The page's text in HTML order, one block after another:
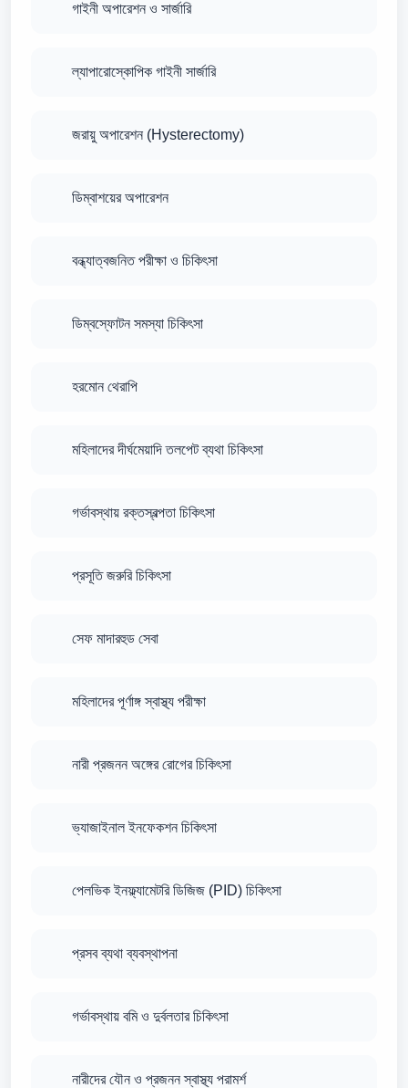
গাইনী অপারেশন ও সার্জারি
ল্যাপারোস্কোপিক গাইনী সার্জারি
জরায়ু অপারেশন (Hysterectomy)
ডিম্বাশয়ের অপারেশন
বন্ধ্যাত্বজনিত পরীক্ষা ও চিকিৎসা
ডিম্বস্ফোটন সমস্যা চিকিৎসা
হরমোন থেরাপি
মহিলাদের দীর্ঘমেয়াদি তলপেট ব্যথা চিকিৎসা
গর্ভাবস্থায় রক্তস্বল্পতা চিকিৎসা
প্রসূতি জরুরি চিকিৎসা
সেফ মাদারহুড সেবা
মহিলাদের পূর্ণাঙ্গ স্বাস্থ্য পরীক্ষা
নারী প্রজনন অঙ্গের রোগের চিকিৎসা
ভ্যাজাইনাল ইনফেকশন চিকিৎসা
পেলভিক ইনফ্ল্যামেটরি ডিজিজ (PID) চিকিৎসা
প্রসব ব্যথা ব্যবস্থাপনা
গর্ভাবস্থায় বমি ও দুর্বলতার চিকিৎসা
নারীদের যৌন ও প্রজনন স্বাস্থ্য পরামর্শ